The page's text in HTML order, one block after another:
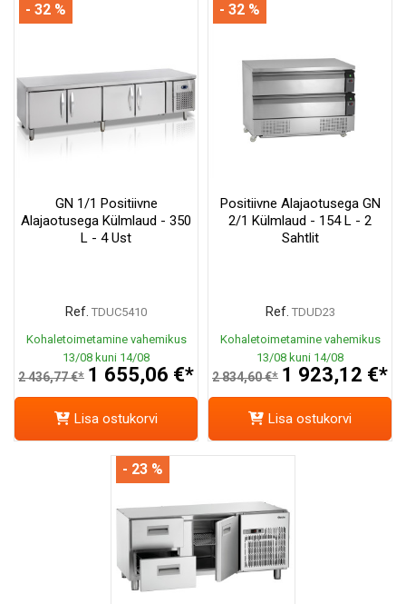
GN 1/1 Positiivne
Alajaotusega Külmlaud - 350
L - 4 Ust
Ref. TDUC5410
Kohaletoimetamine vahemikus
13/08 kuni 14/08
2 436,77 €* 1 655,06 €*
- 32 %
Lisa ostukorvi
Positiivne Alajaotusega GN
2/1 Külmlaud - 154 L - 2
Sahtlit
Ref. TDUD23
Kohaletoimetamine vahemikus
13/08 kuni 14/08
2 834,60 €* 1 923,12 €*
- 32 %
Lisa ostukorvi
- 23 %